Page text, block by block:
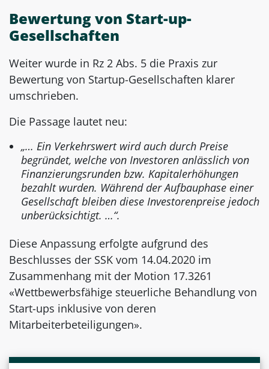
Bewertung von Start-up-
Gesellschaften
Weiter wurde in Rz 2 Abs. 5 die Praxis zur
Bewertung von Startup-Gesellschaften klarer
umschrieben.
Die Passage lautet neu:
„… Ein Verkehrswert wird auch durch Preise
begründet, welche von Investoren anlässlich von
Finanzierungsrunden bzw. Kapitalerhöhungen
bezahlt wurden. Während der Aufbauphase einer
Gesellschaft bleiben diese Investorenpreise jedoch
unberücksichtigt. …“.
Diese Anpassung erfolgte aufgrund des
Beschlusses der SSK vom 14.04.2020 im
Zusammenhang mit der Motion 17.3261
«Wettbewerbsfähige steuerliche Behandlung von
Start-ups inklusive von deren
Mitarbeiterbeteiligungen».